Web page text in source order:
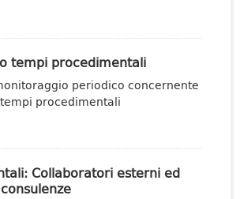
tempi procedimentali
periodico concernente
procedimentali
Collaboratori esterni ed